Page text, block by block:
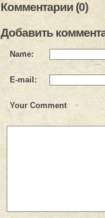
Комментарии (0)
Добавить
Name:
E-mail:
Your Comment